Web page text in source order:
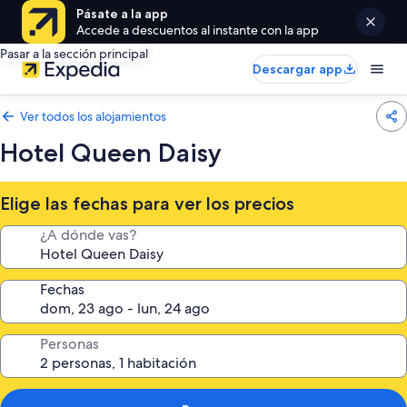
Pásate a la app
Accede a descuentos al instante con la app
Pasar a la sección principal
Descargar app
Ver todos los alojamientos
Hotel Queen Daisy
Elige las fechas para ver los precios
¿A dónde vas?
Fechas
Personas